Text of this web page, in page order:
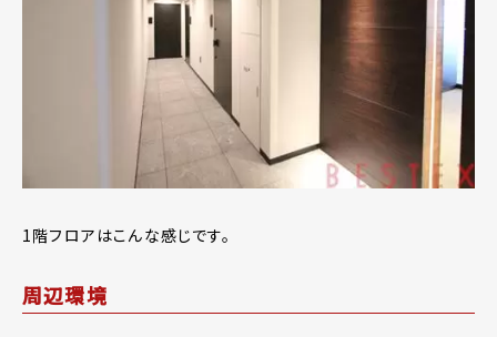
1階フロアはこんな感じです。
周辺環境